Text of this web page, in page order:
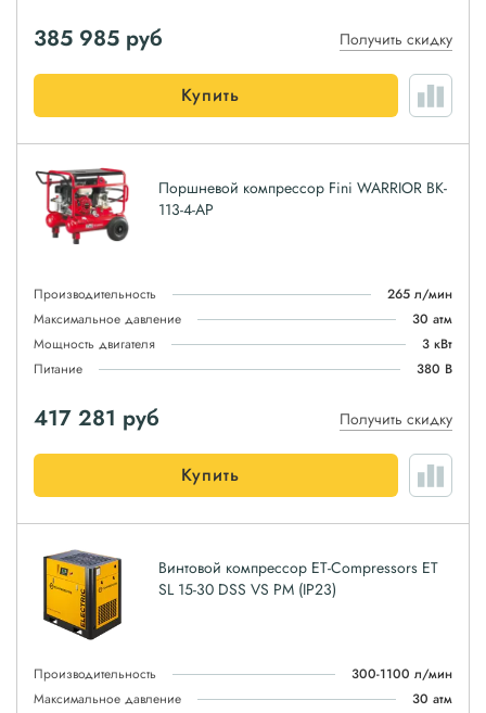
385 985 руб Получить скидку
Купить
Поршневой компрессор Fini WARRIOR BK-
113-4-AP
Производительность
265 л/мин
Максимальное давление
30 атм
Мощность двигателя
3 кВт
Питание
380 В
417 281 руб Получить скидку
Купить
Винтовой компрессор ET-Compressors ET
SL 15-30 DSS VS PM (IP23)
Производительность
300-1100 л/мин
Максимальное давление
30 атм